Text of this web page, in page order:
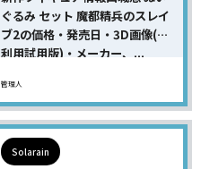
ぐるみ セット 魔都精兵のスレイ
ブ2の価格・発売日・3D画像(AI
利用試用版)・メーカー、...
管理人
Solarain